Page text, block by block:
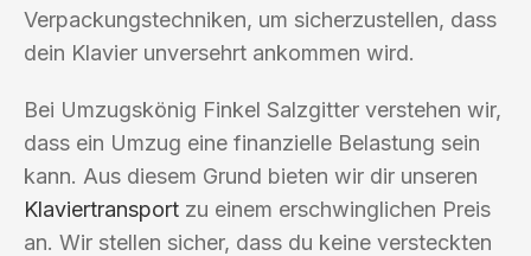
Verpackungstechniken, um sicherzustellen, dass
dein Klavier unversehrt ankommen wird.
Bei Umzugskönig Finkel Salzgitter verstehen wir,
dass ein Umzug eine finanzielle Belastung sein
kann. Aus diesem Grund bieten wir dir unseren
Klaviertransport zu einem erschwinglichen Preis
an. Wir stellen sicher, dass du keine versteckten